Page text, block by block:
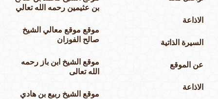
الاذاعة
السيرة الذاتية
عن الموقع
الاذاعة
بن عثيمين رحمه الله تعالي
موقع موقع معالي الشيخ
صالح الفوزان
موقع الشيخ ابن باز رحمه
الله تعالى
موقع الشيخ ربيع بن هادي